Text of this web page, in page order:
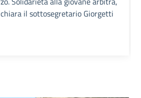
il sottosegretario Giorgetti